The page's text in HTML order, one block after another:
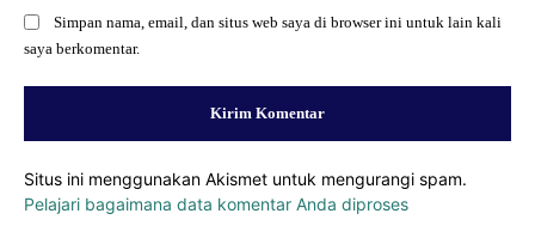
Simpan nama, email, dan situs web saya di browser ini untuk lain kali
saya berkomentar.
Situs ini menggunakan Akismet untuk mengurangi spam.
Pelajari bagaimana data komentar Anda diproses